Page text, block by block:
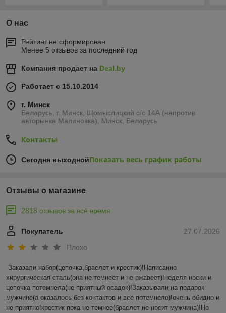
О нас
Рейтинг не сформирован
Менее 5 отзывов за последний год
Компания продает на Deal.by
Работает с 15.10.2014
г. Минск
Беларусь, г. Минск, Щомыслицкий с/с 14А (напротив
авторынка Малиновка), Минск, Беларусь
Контакты
Сегодня выходнойПоказать весь график работы
Отзывы о магазине
2818 отзывов за всё время
27.07.2026
Покупатель
Плохо
Заказали набор(цепочка,браслет и крестик)!Написанно
хирургическая сталь(она не темнеет и не ржавеет)!неделя носки и
цепочка потемнела(не приятный осадок)!Заказывали на подарок
мужчине(а оказалось без контактов и все потемнело)!очень обидно и
не приятно!крестик пока не темнее(браслет не носит мужчина)!Но